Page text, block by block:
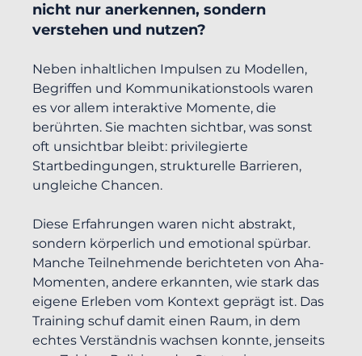
nicht nur anerkennen, sondern
verstehen und nutzen?
Neben inhaltlichen Impulsen zu Modellen,
Begriffen und Kommunikationstools waren
es vor allem interaktive Momente, die
berührten. Sie machten sichtbar, was sonst
oft unsichtbar bleibt: privilegierte
Startbedingungen, strukturelle Barrieren,
ungleiche Chancen.
Diese Erfahrungen waren nicht abstrakt,
sondern körperlich und emotional spürbar.
Manche Teilnehmende berichteten von Aha-
Momenten, andere erkannten, wie stark das
eigene Erleben vom Kontext geprägt ist. Das
Training schuf damit einen Raum, in dem
echtes Verständnis wachsen konnte, jenseits